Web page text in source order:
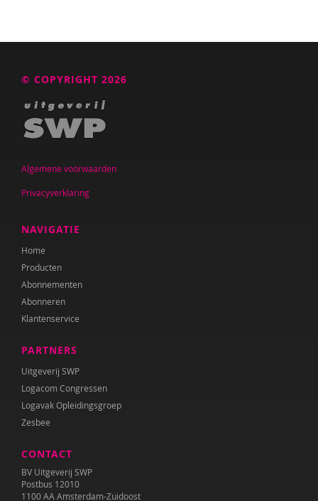
© COPYRIGHT 2026
Algemene voorwaarden
Privacyverklaring
NAVIGATIE
Home
Producten
Abonnementen
Abonneren
Klantenservice
PARTNERS
Uitgeverij SWP
Logacom Congressen
Logavak Opleidingsgroep
Zesbee
CONTACT
BV Uitgeverij SWP
Postbus 12010
1100 AA Amsterdam-Zuidoost